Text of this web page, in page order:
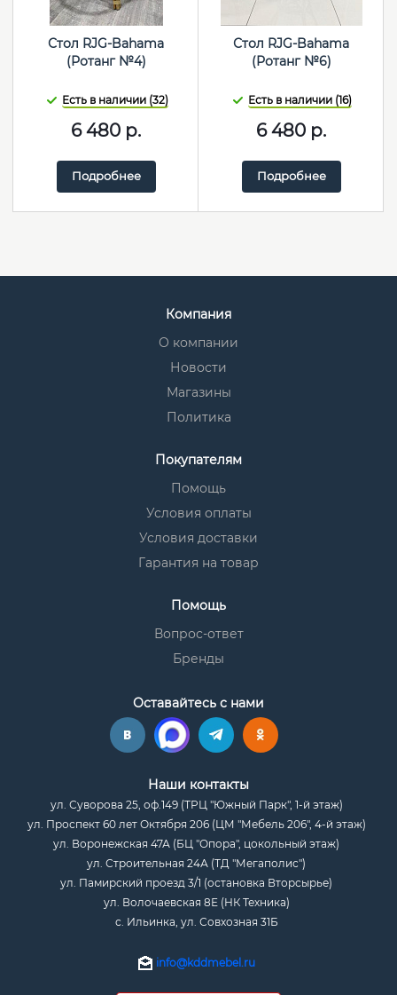
Стол RJG-Bahama
(Ротанг №4)
Есть в наличии (32)
6 480 р.
Подробнее
Стол RJG-Bahama
(Ротанг №6)
Есть в наличии (16)
6 480 р.
Подробнее
Компания
О компании
Новости
Магазины
Политика
Покупателям
Помощь
Условия оплаты
Условия доставки
Гарантия на товар
Помощь
Вопрос-ответ
Бренды
Оставайтесь с нами
Наши контакты
ул. Суворова 25, оф.149 (ТРЦ "Южный Парк", 1-й этаж)
ул. Проспект 60 лет Октября 206 (ЦМ "Мебель 206", 4-й этаж)
ул. Воронежская 47А (БЦ "Опора", цокольный этаж)
ул. Строительная 24А (ТД "Мегаполис")
ул. Памирский проезд 3/1 (остановка Вторсырье)
ул. Волочаевская 8Е (НК Техника)
с. Ильинка, ул. Совхозная 31Б
info@kddmebel.ru